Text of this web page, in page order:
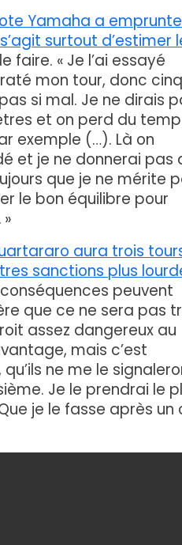
Yamaha a
surtout d’estimer
« Je l’ai essayé
mon tour, donc cinq
si mal. Je ne dirais
et on perd du
exemple (…). Là on
et je ne donnerai pas
que je ne mérite
le bon équilibre pour
aura trois
sanctions plus
peuvent
que ce ne sera pas
assez dangereux au
mais c’est
ne me le
Je le prendrai le
je le fasse après un